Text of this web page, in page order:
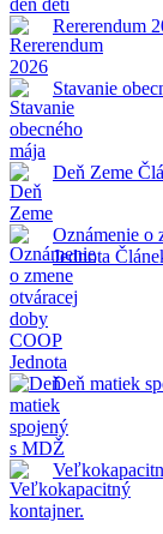
Rererendum
Stavanie
Deň Zeme
Oznámenie o
Jednota
Deň matiek